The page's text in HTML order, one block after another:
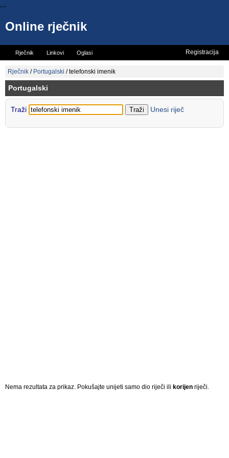
...
Online rječnik
Rječnik Linkovi Oglasi
Vicevi
Registracija
Rječnik / Portugalski /telefonski imenik
Portugalski
Traži Unesi riječ
Nema rezultata za prikaz. Pokušajte unijeti samo dio riječi ili korijen riječi.